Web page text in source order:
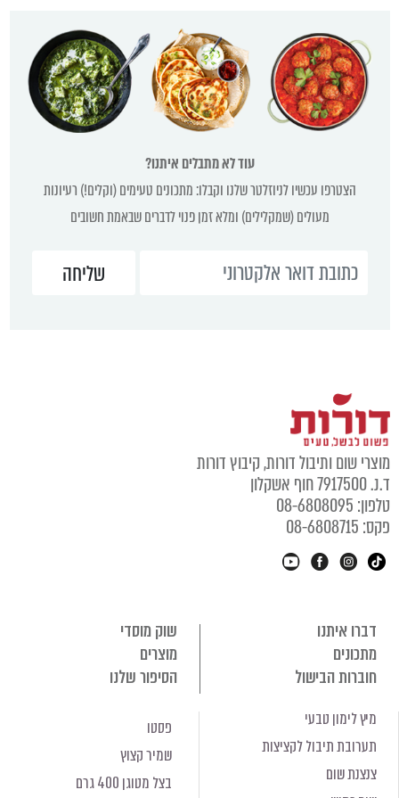
עוד לא מתבלים איתנו?
הצטרפו עכשיו לניוזלטר שלנו וקבלו: מתכונים טעימים (וקלים!) רעיונות
מעולים (שמקלילים) ומלא זמן פנוי לדברים שבאמת חשובים
מוצרי שום ותיבול דורות, קיבוץ דורות
ד.נ. 7917500 חוף אשקלון
טלפון: 08-6808095
פקס: 08-6808715
דברו איתנו
שוק מוסדי
מתכונים
מוצרים
חוברות הבישול
הסיפור שלנו
מיץ לימון טבעי
תערובת תיבול לקציצות
צנצנת שום
פסטו
שמיר קצוץ
בצל מטוגן 400 גרם